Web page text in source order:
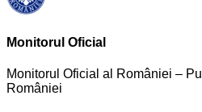
Monitorul Oficial
Monitorul Oficial al României –
României